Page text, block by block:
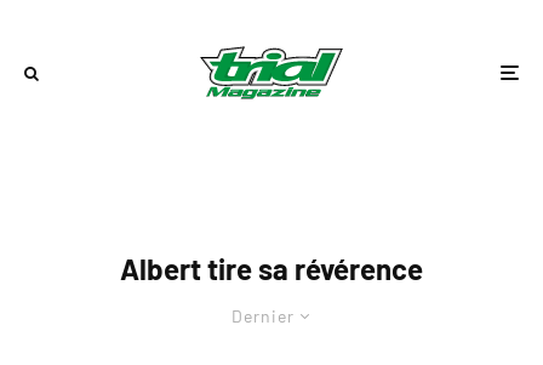
Albert tire sa révérence
Dernier